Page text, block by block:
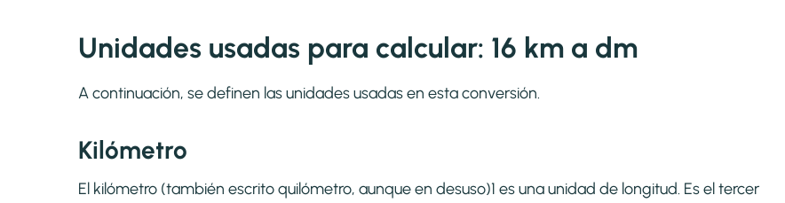
Unidades usadas para calcular: 16 km a dm
A continuación, se definen las unidades usadas en esta conversión.
Kilómetro
El kilómetro (también escrito quilómetro, aunque en desuso)1​ es una unidad de longitud. Es el tercer